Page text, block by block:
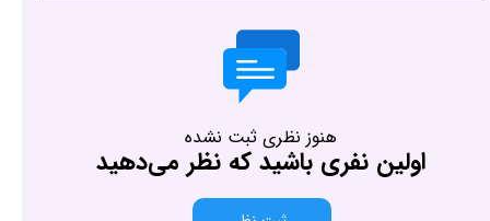
هنوز نظری ثبت نشده
اولین نفری باشید که نظر می‌دهید